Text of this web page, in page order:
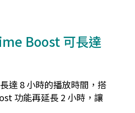
Boost 可長達
達 8 小時的播放時間，搭
功能再延長 2 小時，讓